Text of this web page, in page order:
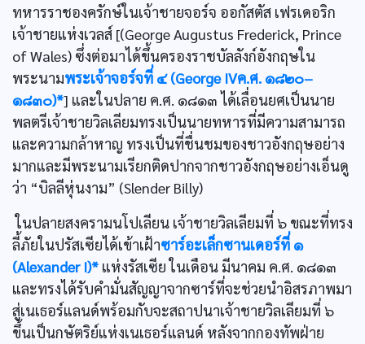
ทหารราชองครักษ์ในเจ้าชายจอร์จ ออกัสตัส เฟรเดอริก
เจ้าชายแห่งเวลส์ [(George Augustus Frederick, Prince
of Wales) ซึ่งต่อมาได้ขึ้นครองราชบัลลังก์อังกฤษใน
พระนามพระเจ้าจอร์จที่ ๔ (George IVค.ศ. ๑๘๒๐–
๑๘๓๐)*] และในปลาย ค.ศ. ๑๘๑๓ ได้เลื่อนยศเป็นนาย
พลตรีเจ้าชายวิลเลียมทรงเป็นนายทหารที่มีความสามารถ
และความกล้าหาญ ทรงเป็นที่ชื่นชมของชาวอังกฤษอย่าง
มากและมีพระนามเรียกติดปากจากชาวอังกฤษอย่างเอ็นดู
ว่า “บิลลีหุ่นงาม” (Slender Billy)
ในปลายสงครามนโปเลียน เจ้าชายวิลเลียมที่ ๖ ขณะที่ทรง
ลี้ภัยในปรัสเซียได้เข้าเฝ้าซาร์อะเล็กซานเดอร์ที่ ๑
(Alexander I)* แห่งรัสเซีย ในเดือน มีนาคม ค.ศ. ๑๘๑๓
และทรงได้รับคำมั่นสัญญาจากซาร์ที่จะช่วยนำอิสรภาพมา
สู่เนเธอร์แลนด์พร้อมกับจะสถาปนาเจ้าชายวิลเลียมที่ ๖
ขึ้นเป็นกษัตริย์แห่งเนเธอร์แลนด์ หลังจากกองทัพฝ่าย